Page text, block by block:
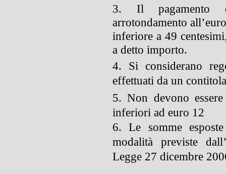
3. Il pagamento
arrotondamento
inferiore a 49
a detto importo.
4. Si considerano
effettuati da un
5. Non devono
inferiori ad euro 12
6. Le somme
modalitàpreviste
Legge 27 dicembre